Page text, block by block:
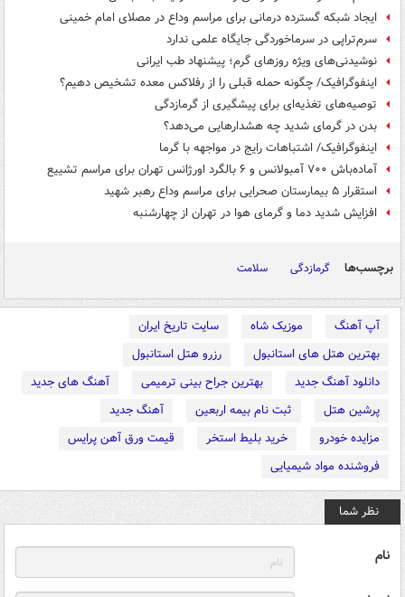
ایجاد شبکه گسترده درمانی برای مراسم وداع در مصلای امام خمینی
سرم‌تراپی در سرماخوردگی جایگاه علمی ندارد
نوشیدنی‌های ویژه روزهای گرم؛ پیشنهاد طب ایرانی
اینفوگرافیک/ چگونه حمله قبلی را از رفلاکس معده تشخیص دهیم؟
توصیه‌های تغذیه‌ای برای پیشگیری از گرمازدگی
بدن در گرمای شدید چه هشدارهایی می‌دهد؟
اینفوگرافیک/ اشتباهات رایج در مواجهه با گرما
آماده‌باش ۷۰۰ آمبولانس و ۶ بالگرد اورژانس تهران برای مراسم تشییع
استقرار ۵ بیمارستان صحرایی برای مراسم وداع رهبر شهید
افزایش شدید دما و گرمای هوا در تهران از چهارشنبه
برچسب‌ها گرمازدگی سلامت
آپ آهنگ موزیک شاه
سایت تاریخ ایران
بهترین هتل های استانبول
رزرو هتل استانبول
دانلود آهنگ جدید
بهترین جراح بینی ترمیمی
آهنگ های جدید
پرشین هتل
ثبت نام بیمه اربعین
آهنگ جدید
مزایده خودرو
خرید بلیط استخر
قیمت ورق آهن پرایس
فروشنده مواد شیمیایی
نظر شما
نام